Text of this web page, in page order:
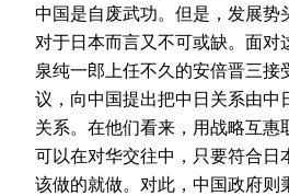
中国是自废武功。但是，发展势
对于日本而言又不可或缺。面对
泉纯一郎上任不久的安倍晋三接
议，向中国提出把中日关系由中
关系。在他们看来，用战略互惠
可以在对华交往中，只要符合日
该做的就做。对此，中国政府则